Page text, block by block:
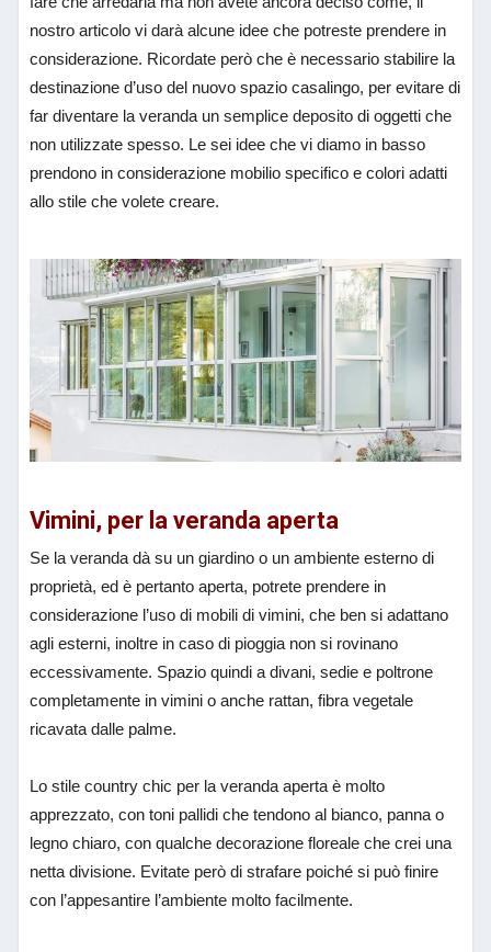
nostro articolo vi darà alcune idee che potreste prendere in
considerazione. Ricordate però che è necessario stabilire la
destinazione d’uso del nuovo spazio casalingo, per evitare di
far diventare la veranda un semplice deposito di oggetti che
non utilizzate spesso. Le sei idee che vi diamo in basso
prendono in considerazione mobilio specifico e colori adatti
allo stile che volete creare.
Vimini, per la veranda aperta
Se la veranda dà su un giardino o un ambiente esterno di
proprietà, ed è pertanto aperta, potrete prendere in
considerazione l’uso di mobili di vimini, che ben si adattano
agli esterni, inoltre in caso di pioggia non si rovinano
eccessivamente. Spazio quindi a divani, sedie e poltrone
completamente in vimini o anche rattan, fibra vegetale
ricavata dalle palme.
Lo stile country chic per la veranda aperta è molto
apprezzato, con toni pallidi che tendono al bianco, panna o
legno chiaro, con qualche decorazione floreale che crei una
netta divisione. Evitate però di strafare poiché si può finire
con l’appesantire l’ambiente molto facilmente.